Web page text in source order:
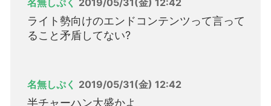
ライト勢向けのエンドコンテンツって言って
ること矛盾してない?
名無しぷく 2019/05/31(金) 12:42
半チャーハン大盛かよ